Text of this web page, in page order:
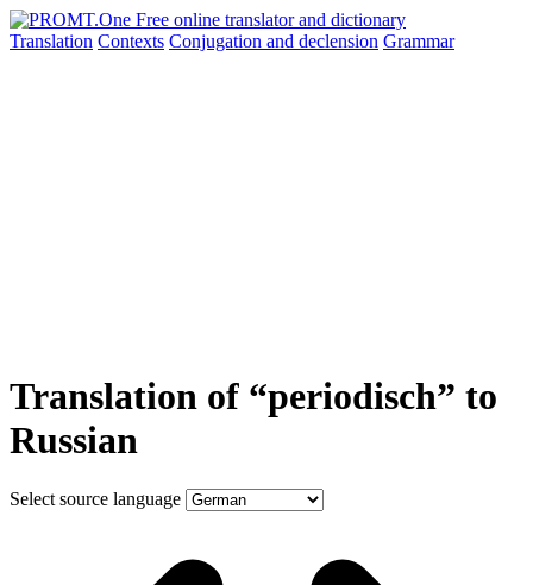
Translation Contexts Conjugation and declension Grammar
Translation of “periodisch” to
Russian
Select source language